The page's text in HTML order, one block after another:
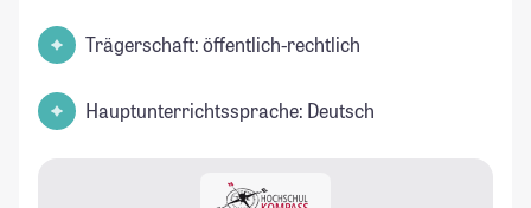
Trägerschaft: öffentlich-rechtlich
Hauptunterrichtssprache: Deutsch